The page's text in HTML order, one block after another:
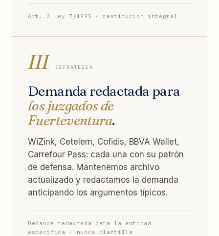
Art. 3 Ley 7/1995 · restitución integral
III ESTRATEGIA
Demanda redactada para
los juzgados de
Fuerteventura.
WiZink, Cetelem, Cofidis, BBVA Wallet,
Carrefour Pass: cada una con su patrón
de defensa. Mantenemos archivo
actualizado y redactamos la demanda
anticipando los argumentos típicos.
Demanda redactada para la entidad
específica · nunca plantilla